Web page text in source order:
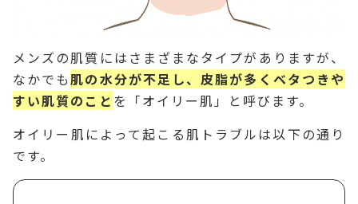
メンズの肌質にはさまざまなタイプがありますが、
なかでも肌の水分が不足し、皮脂が多くベタつきや
すい肌質のこと を「オイリー肌」と呼びます。
オイリー肌によって起こる肌トラブルは以下の通り
です。